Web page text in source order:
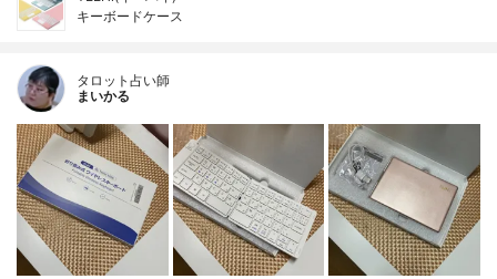
キーボードケース
タロット占い師
まいかる